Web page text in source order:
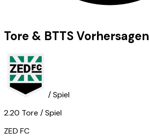
Tore & BTTS Vorhersagen
/ Spiel
2.20 Tore / Spiel
ZED FC